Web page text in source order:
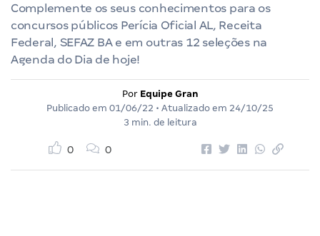
Complemente os seus conhecimentos para os
concursos públicos Perícia Oficial AL, Receita
Federal, SEFAZ BA e em outras 12 seleções na
Agenda do Dia de hoje!
Por Equipe Gran
Publicado em 01/06/22 • Atualizado em 24/10/25
3 min. de leitura
0 0